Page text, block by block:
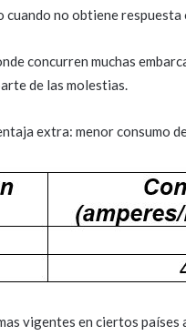
no obtiene respuesta
concurren muchas
de las molestias.
extra: menor consumo
vigentes en ciertos